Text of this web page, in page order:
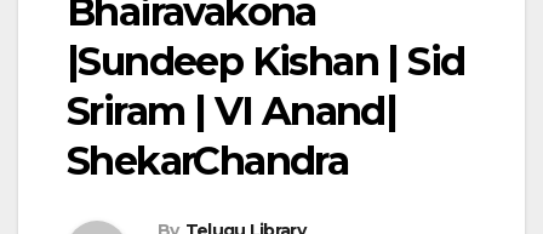
Bhairavakona
|Sundeep Kishan | Sid
Sriram | VI Anand|
ShekarChandra